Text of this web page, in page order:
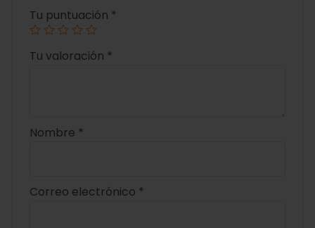
Tu puntuación *
Tu valoración *
Nombre *
Correo electrónico *